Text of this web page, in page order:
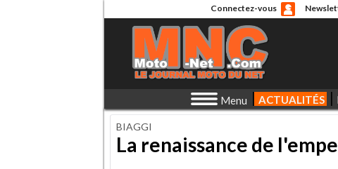
Connectez-vous
Menu ACTUALITÉS
BIAGGI
La renaissance de